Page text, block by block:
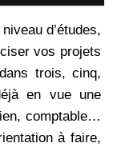
d’études,
vos projets
trois, cinq,
en vue une
comptable…
à faire,